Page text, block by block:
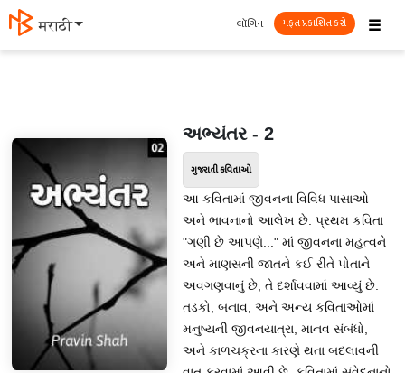
मराठी ☰
લૉગિન મફત પ્રકાશિત કરો
અભ્યંતર - 2
ગુજરાતી કવિતાઓ
આ કવિતામાં જીવનના વિવિધ પાસાઓ
અને ભાવનાનો આલેખ છે. પ્રથમ કવિતા
"ગણી છે આપણે..." માં જીવનના મહત્વને
અને માણસની જાતને કઈ રીતે પોતાને
અવગણવાનું છે, તે દર્શાવવામાં આવ્યું છે.
તડકો, બનાવ, અને અન્ય કવિતાઓમાં
મનુષ્યની જીવનયાત્રા, માનવ સંબંધો,
અને કાળચક્રના કારણે થતા બદલાવની